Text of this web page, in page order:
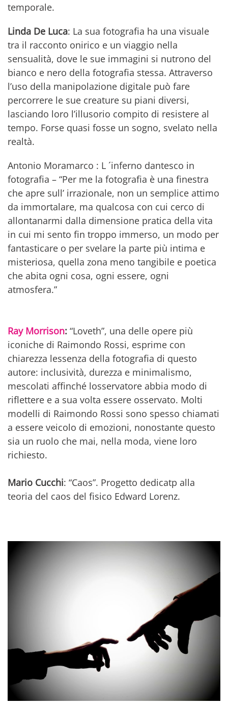
temporale.
Linda De Luca: La sua fotografia ha una visuale
tra il racconto onirico e un viaggio nella
sensualità, dove le sue immagini si nutrono del
bianco e nero della fotografia stessa. Attraverso
l’uso della manipolazione digitale può fare
percorrere le sue creature su piani diversi,
lasciando loro l’illusorio compito di resistere al
tempo. Forse quasi fosse un sogno, svelato nella
realtà.
Antonio Moramarco : L ´inferno dantesco in
fotografia – “Per me la fotografia è una finestra
che apre sull’ irrazionale, non un semplice attimo
da immortalare, ma qualcosa con cui cerco di
allontanarmi dalla dimensione pratica della vita
in cui mi sento fin troppo immerso, un modo per
fantasticare o per svelare la parte più intima e
misteriosa, quella zona meno tangibile e poetica
che abita ogni cosa, ogni essere, ogni
atmosfera.”
Ray Morrison: “Loveth”, una delle opere più
iconiche di Raimondo Rossi, esprime con
chiarezza lessenza della fotografia di questo
autore: inclusività, durezza e minimalismo,
mescolati affinché losservatore abbia modo di
riflettere e a sua volta essere osservato. Molti
modelli di Raimondo Rossi sono spesso chiamati
a essere veicolo di emozioni, nonostante questo
sia un ruolo che mai, nella moda, viene loro
richiesto.
Mario Cucchi: “Caos”. Progetto dedicatp alla
teoria del caos del fisico Edward Lorenz.